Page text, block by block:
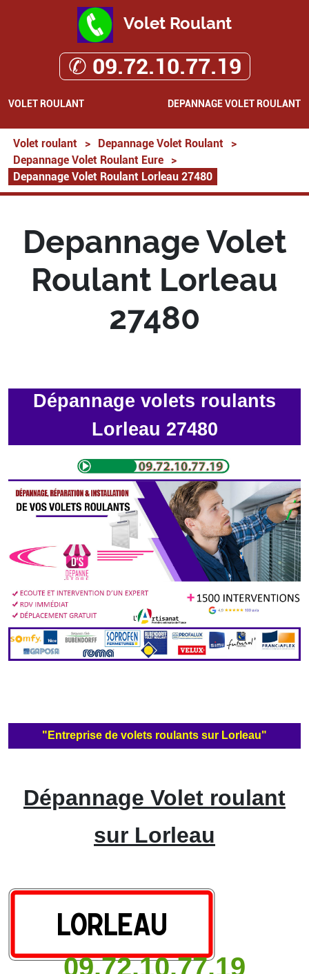
Volet Roulant
✆ 09.72.10.77.19
VOLET ROULANT DEPANNAGE VOLET ROULANT
Volet roulant > Depannage Volet Roulant
>
Depannage Volet Roulant Eure
>
Depannage Volet Roulant Lorleau 27480
Depannage Volet
Roulant Lorleau
27480
Dépannage volets roulants
Lorleau 27480
"Entreprise de volets roulants sur Lorleau"
Dépannage Volet roulant
sur Lorleau
09.72.10.77.19